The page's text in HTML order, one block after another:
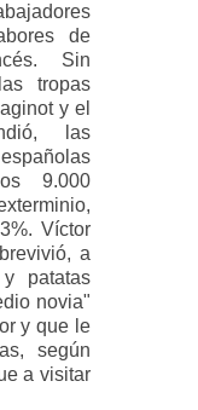
de
Sin
tropas
y el
las
9.000
Víctor
a
patatas
novia"
y que le
según
a visitar